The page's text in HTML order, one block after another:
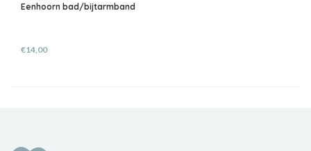
Eenhoorn bad/bijtarmband
€14,00